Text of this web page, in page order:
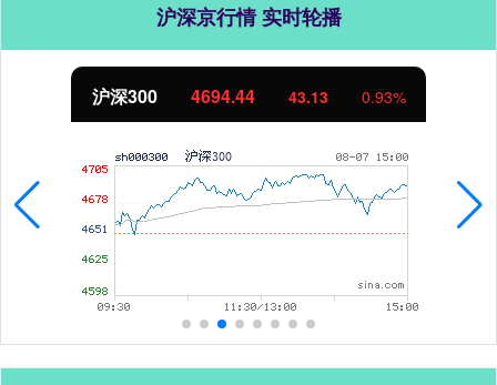
沪深京行情 实时轮播
沪深300 4694.44 43.13 0.93%